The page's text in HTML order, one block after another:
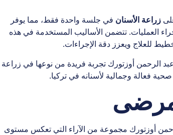
زراعة الأسنان في جلسة واحدة فقط، مما يوفر
العمليات. تتضمن الأساليب المستخدمة في هذه
للعلاج ويعزز دقة الإجراءات.
الرحمن أوزتورك تجربة فريدة من نوعها في زراعة
فعالة وجمالية لأسنانه في تركيا.
أوزتورك مجموعة من الآراء التي تعكس مستوى